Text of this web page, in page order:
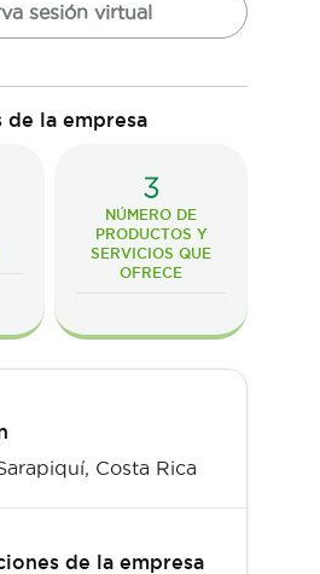
sesión virtual
de la empresa
3
NÚMERO DE
PRODUCTOS Y
SERVICIOS QUE
OFRECE
, Costa Rica
de la empresa